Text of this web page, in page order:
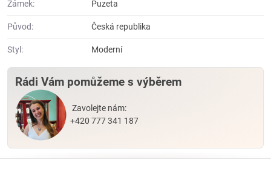
Zámek: Puzeta
Původ: Česká republika
Styl: Moderní
Rádi Vám pomůžeme s výběrem
Zavolejte nám:
+420 777 341 187